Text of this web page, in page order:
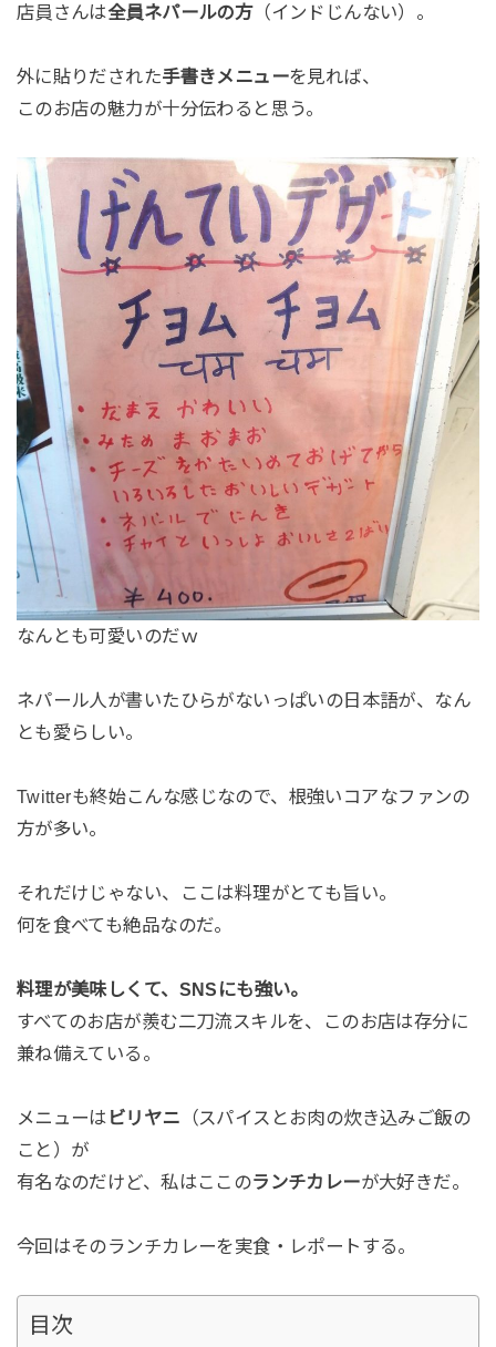
店員さんは全員ネパールの方（インドじんない）。
外に貼りだされた手書きメニューを見れば、
このお店の魅力が十分伝わると思う。
なんとも可愛いのだｗ
ネパール人が書いたひらがないっぱいの日本語が、なん
とも愛らしい。
Twitterも終始こんな感じなので、根強いコアなファンの
方が多い。
それだけじゃない、ここは料理がとても旨い。
何を食べても絶品なのだ。
料理が美味しくて、SNSにも強い。
すべてのお店が羨む二刀流スキルを、このお店は存分に
兼ね備えている。
メニューは ビリヤニ （スパイスとお肉の炊き込みご飯の
こと）が
有名なのだけど、私はここのランチカレーが大好きだ。
今回はそのランチカレーを実食・レポートする。
目次